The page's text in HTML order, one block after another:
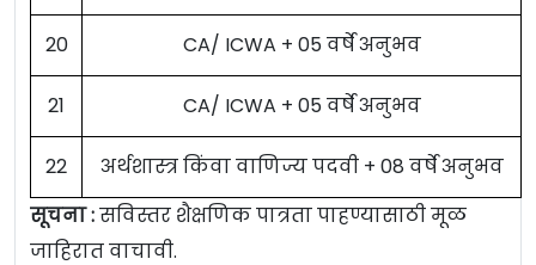
20 CA/ ICWA + 05 वर्षे अनुभव
21 CA/ ICWA + 05 वर्षे अनुभव
22
अर्थशास्त्र किंवा वाणिज्य पदवी + 08 वर्षे अनुभव
सूचना :सविस्तर शैक्षणिक पात्रता पाहण्यासाठी मूळ
जाहिरात वाचावी.